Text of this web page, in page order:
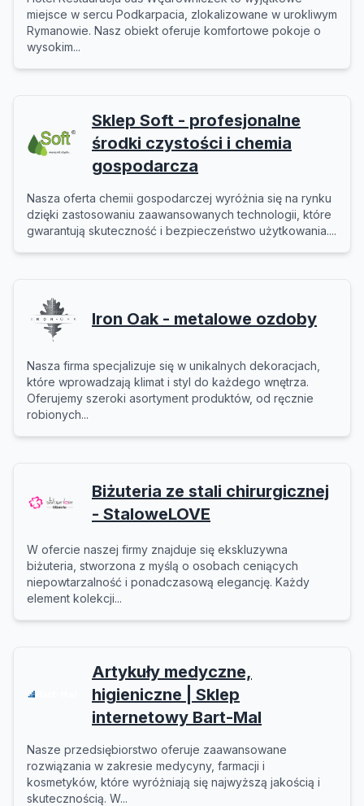
miejsce w sercu Podkarpacia, zlokalizowane w urokliwym
Rymanowie. Nasz obiekt oferuje komfortowe pokoje o
wysokim...
Sklep Soft - profesjonalne
środki czystości i chemia
gospodarcza
Nasza oferta chemii gospodarczej wyróżnia się na rynku
dzięki zastosowaniu zaawansowanych technologii, które
gwarantują skuteczność i bezpieczeństwo użytkowania....
Iron Oak - metalowe ozdoby
Nasza firma specjalizuje się w unikalnych dekoracjach,
które wprowadzają klimat i styl do każdego wnętrza.
Oferujemy szeroki asortyment produktów, od ręcznie
robionych...
Biżuteria ze stali chirurgicznej
- StaloweLOVE
W ofercie naszej firmy znajduje się ekskluzywna
biżuteria, stworzona z myślą o osobach ceniących
niepowtarzalność i ponadczasową elegancję. Każdy
element kolekcji...
Artykuły medyczne,
higieniczne | Sklep
internetowy Bart-Mal
Nasze przedsiębiorstwo oferuje zaawansowane
rozwiązania w zakresie medycyny, farmacji i
kosmetyków, które wyróżniają się najwyższą jakością i
skutecznością. W...